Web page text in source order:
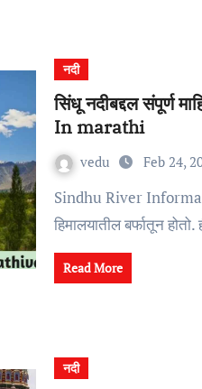
नदी
सिंधू नदीबद्दल संपूर्ण
In marathi
vedu Feb 24,
Sindhu River Information In marathi सिंधू नदीचा उगम
हिमालयातील बर्फातून
Read More
नदी